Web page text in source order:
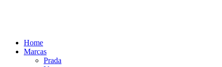
Home
Marcas
Prada